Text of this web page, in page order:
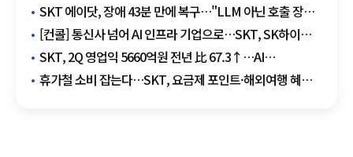
SKT 에이닷, 장애 43분 만에 복구…"LLM 아닌 호출 장비
오류"
[컨콜] 통신사 넘어 AI 인프라 기업으로…SKT, SK하이퍼
앞세워 데이터센터 주도권 경쟁
SKT, 2Q 영업익 5660억원 전년 比 67.3↑…AI
데이터센터가 만든 새 성장축
휴가철 소비 잡는다…SKT, 요금제 포인트·해외여행 혜택